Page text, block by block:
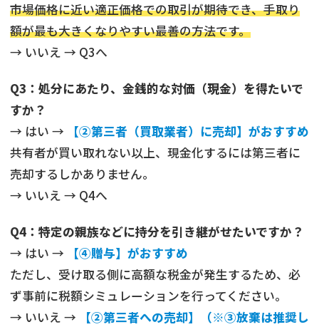
市場価格に近い適正価格での取引が期待でき、手取り
額が最も大きくなりやすい最善の方法です。
→ いいえ → Q3へ
Q3：処分にあたり、金銭的な対価（現金）を得たいで
すか？
→ はい →
【②第三者（買取業者）に売却】がおすすめ
共有者が買い取れない以上、現金化するには第三者に
売却するしかありません。
→ いいえ → Q4へ
Q4：特定の親族などに持分を引き継がせたいですか？
→ はい →
【④贈与】がおすすめ
ただし、受け取る側に高額な税金が発生するため、必
ず事前に税額シミュレーションを行ってください。
→ いいえ →
【②第三者への売却】（※③放棄は推奨し